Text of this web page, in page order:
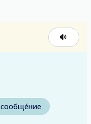
сообще́ние